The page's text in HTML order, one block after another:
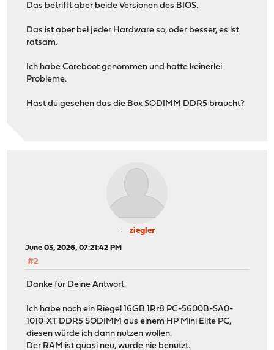
Das betrifft aber beide Versionen des BIOS.
Das ist aber bei jeder Hardware so, oder besser, es ist
ratsam.
Ich habe Coreboot genommen und hatte keinerlei
Probleme.
Hast du gesehen das die Box SODIMM DDR5 braucht?
ziegler
June 03, 2026, 07:21:42 PM
#2
Danke für Deine Antwort.
Ich habe noch ein Riegel 16GB 1Rr8 PC-5600B-SA0-
1010-XT DDR5 SODIMM aus einem HP Mini Elite PC,
diesen würde ich dann nutzen wollen.
Der RAM ist quasi neu, wurde nie benutzt.